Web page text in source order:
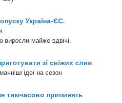
Україна-ЄС.
виросли майже вдвічі.
зі свіжих слив
ідеї на сезон
тимчасово припинять